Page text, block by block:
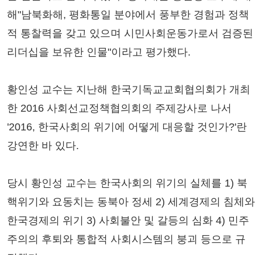
해"남북화해, 평화통일 분야에서 풍부한 경험과 정책
적 통찰력을 갖고 있으며 시민사회운동가로서 검증된
리더십을 보유한 인물"이라고 평가했다.
황인성 교수는 지난해 한국기독교교회협의회가 개최
한 2016 사회선교정책협의회의 주제강사로 나서
'2016, 한국사회의 위기에 어떻게 대응할 것인가?'란
강연한 바 있다.
당시 황인성 교수는 한국사회의 위기의 실체를 1) 북
핵위기와 요동치는 동북아 정세 2) 세계경제의 침체와
한국경제의 위기 3) 사회불안 및 갈등의 심화 4) 민주
주의의 후퇴와 통합적 사회시스템의 붕괴 등으로 규